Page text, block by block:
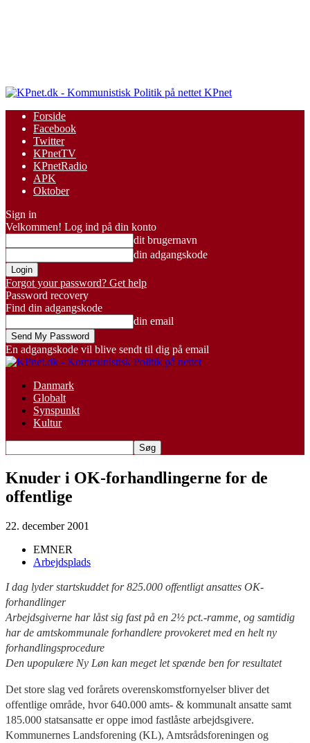
KPnet
Forside
Facebook
Twitter
KPnetTV
KPnetRadio
APK
Oktober
Sign in
Velkommen! Log ind på din konto
dit brugernavn
din adgangskode
Forgot your password? Get help
Password recovery
Find din adgangskode
din email
En adgangskode vil blive sendt til dig på email
Danmark
Globalt
Synspunkt
Kultur
Knuder i OK-forhandlingerne for de
offentlige
22. december 2001
EMNER
Arbejdsplads
I dag lyder startskuddet for 825.000 offentligt ansattes OK-
forhandlinger
Arbejdsgiverne har låst sig fast på en 2½ pct.-ramme, og samtidig
har de amtskommunale forhandlere provokeret med en helt ny
forhandlingsprocedure
Den upopulære Ny Løn kan meget let spænde ben for resultatet
Det store slag ved forårets overenskomstfornyelser bliver det
offentlige område, hvor 640.000 amts- & kommunalt ansatte samt
185.000 statsansatte er oppe imod fastlåste arbejdsgivere.
Kommunernes Landsforening (KL), Amtsrådsforeningen og